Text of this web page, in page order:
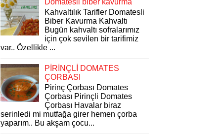
Domatesli biber kavurma
Kahvaltılık Tarifler Domatesli
Biber Kavurma Kahvaltı
Bugün kahvaltı sofralarımız
için çok sevilen bir tarifimiz
var.. Özellikle ...
PİRİNÇLİ DOMATES
ÇORBASI
Pirinç Çorbası Domates
Çorbası Pirinçli Domates
Çorbası Havalar biraz
serinledi mi mutfağa girer hemen çorba
yaparım.. Bu akşam çocu...